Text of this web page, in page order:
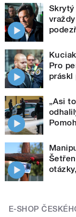
Pro
práskl
„Asi
E-SHOP